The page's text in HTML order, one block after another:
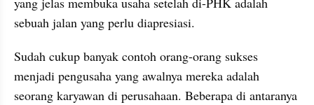
sebuah jalan yang perlu diapresiasi.
Sudah cukup banyak contoh orang-orang sukses
menjadi pengusaha yang awalnya mereka adalah
seorang karyawan di perusahaan. Beberapa di antaranya